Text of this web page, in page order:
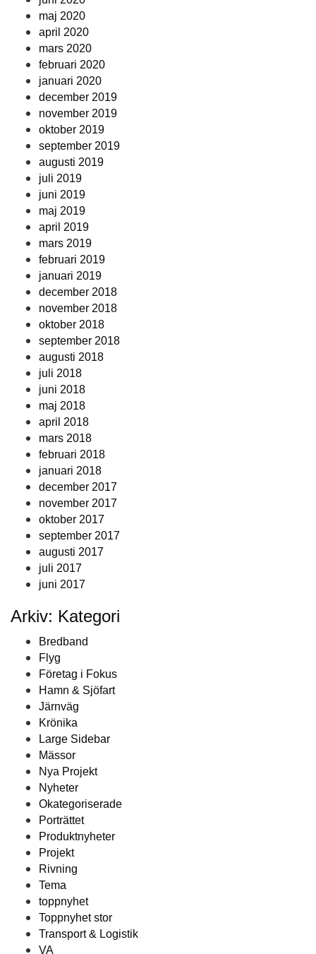
maj 2020
april 2020
mars 2020
februari 2020
januari 2020
december 2019
november 2019
oktober 2019
september 2019
augusti 2019
juli 2019
juni 2019
maj 2019
april 2019
mars 2019
februari 2019
januari 2019
december 2018
november 2018
oktober 2018
september 2018
augusti 2018
juli 2018
juni 2018
maj 2018
april 2018
mars 2018
februari 2018
januari 2018
december 2017
november 2017
oktober 2017
september 2017
augusti 2017
juli 2017
juni 2017
Arkiv: Kategori
Bredband
Flyg
Företag i Fokus
Hamn & Sjöfart
Järnväg
Krönika
Large Sidebar
Mässor
Nya Projekt
Nyheter
Okategoriserade
Porträttet
Produktnyheter
Projekt
Rivning
Tema
toppnyhet
Toppnyhet stor
Transport & Logistik
VA